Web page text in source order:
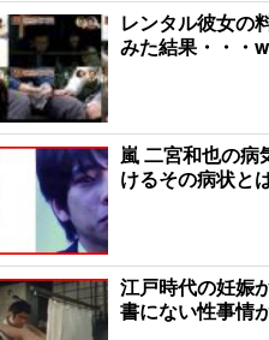
レンタル彼女の
みた結果・・・
嵐 二宮和也の病
けるその病状と
江戸時代の妊娠
書にない性事情